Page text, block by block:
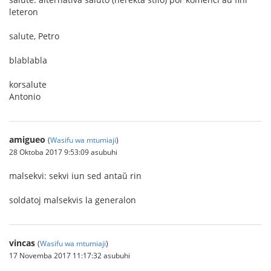
leteron
salute, Petro
blablabla
korsalute
Antonio
amigueo (Wasifu wa mtumiaji)
28 Oktoba 2017 9:53:09 asubuhi
malsekvi: sekvi iun sed antaŭ rin
soldatoj malsekvis la generalon
vincas (Wasifu wa mtumiaji)
17 Novemba 2017 11:17:32 asubuhi